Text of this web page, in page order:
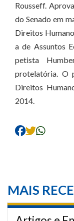
Rousseff.
do Senado em
Direitos
a de Assuntos
petista
protelatória. O
Direitos
2014.
MAIS